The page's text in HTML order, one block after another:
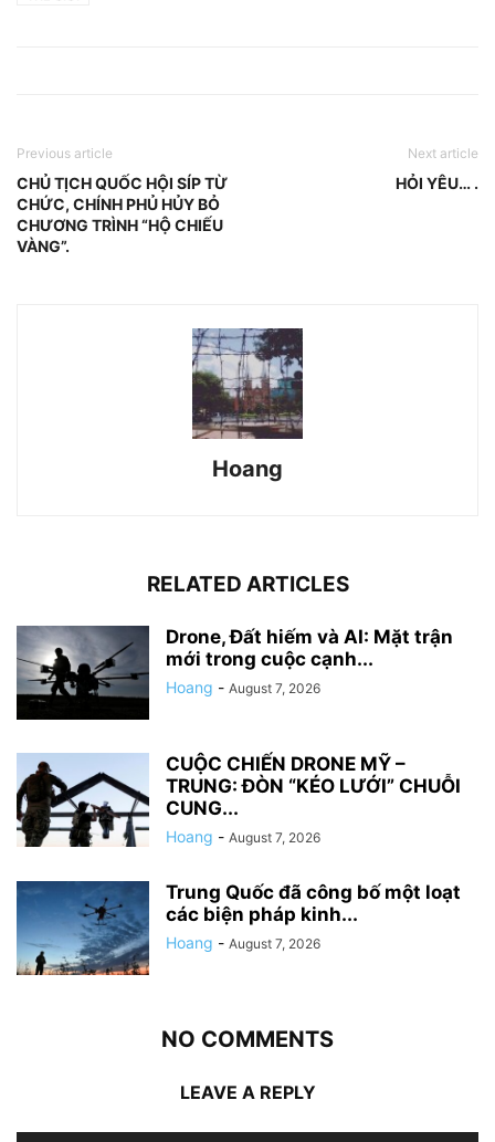
Previous article
CHỦ TỊCH QUỐC HỘI SÍP TỪ
CHỨC, CHÍNH PHỦ HỦY BỎ
CHƯƠNG TRÌNH “HỘ CHIẾU
VÀNG”.
Next article
HỎI YÊU… .
Hoang
RELATED ARTICLES
Drone, Đất hiếm và AI: Mặt trận
mới trong cuộc cạnh...
Hoang - August 7, 2026
CUỘC CHIẾN DRONE MỸ –
TRUNG: ĐÒN “KÉO LƯỚI” CHUỖI
CUNG...
Hoang - August 7, 2026
Trung Quốc đã công bố một loạt
các biện pháp kinh...
Hoang - August 7, 2026
NO COMMENTS
LEAVE A REPLY